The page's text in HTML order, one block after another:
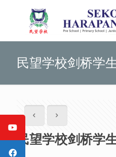
民望学校剑桥学
民望学校剑桥学